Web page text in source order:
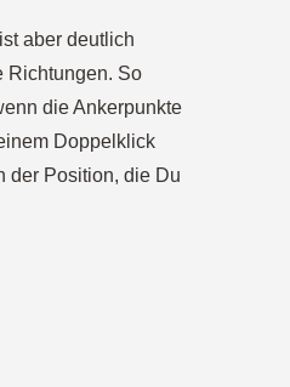
aber deutlich
Richtungen. So
die Ankerpunkte
Doppelklick
der Position, die Du